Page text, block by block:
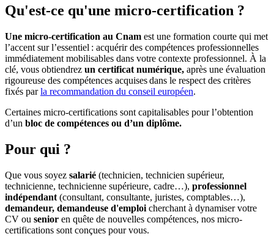
Qu'est-ce qu'une micro-certification ?
Une micro-certification au Cnam est une formation courte qui met
l’accent sur l’essentiel : acquérir des compétences professionnelles
immédiatement mobilisables dans votre contexte professionnel. À la
clé, vous obtiendrez un certificat numérique, après une évaluation
rigoureuse des compétences acquises dans le respect des critères
fixés parla recommandation du conseil européen.
Certaines micro-certifications sont capitalisables pour l’obtention
d’un bloc de compétences ou d’un diplôme.
Pour qui ?
Que vous soyez salarié (technicien, technicien supérieur,
technicienne, technicienne supérieure, cadre…), professionnel
indépendant (consultant, consultante, juristes, comptables…),
demandeur, demandeuse d'emploi cherchant à dynamiser votre
CV ou senior en quête de nouvelles compétences, nos micro-
certifications sont conçues pour vous.